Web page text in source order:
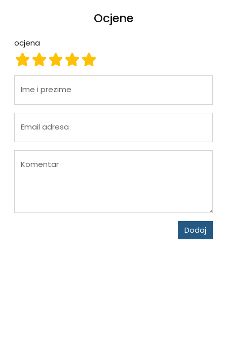
Ocjene
ocjena
ocjena 5
ocjena 4
ocjena 3
ocjena 2
ocjena 1
Ime i prezime
Email adresa
Komentar
Dodaj